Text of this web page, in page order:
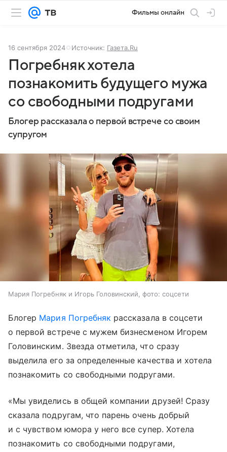
Фильмы онлайн
16 сентября 2024 Источник: Газета.Ru
Погребняк хотела
познакомить будущего мужа
со свободными подругами
Блогер рассказала о первой встрече со своим
супругом
Мария Погребняк и Игорь Головинский, фото: соцсети
Блогер Мария Погребняк рассказала в соцсети
о первой встрече с мужем бизнесменом Игорем
Головинским. Звезда отметила, что сразу
выделила его за определенные качества и хотела
познакомить со свободными подругами.
«Мы увиделись в общей компании друзей! Сразу
сказала подругам, что парень очень добрый
и с чувством юмора у него все супер. Хотела
познакомить со свободными подругами,